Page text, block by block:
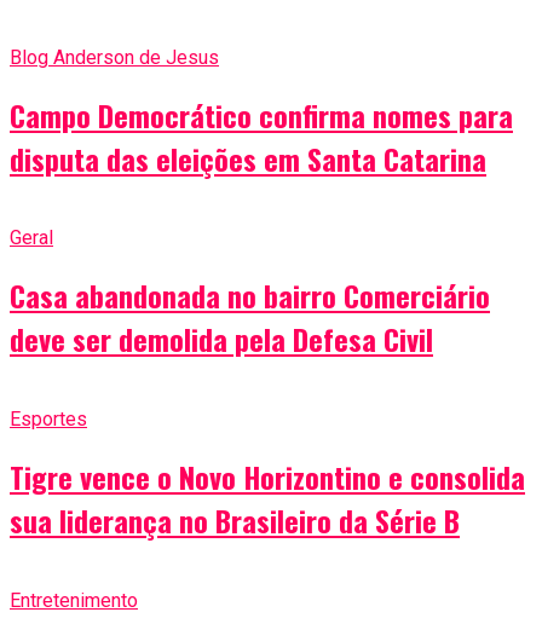
Blog Anderson de Jesus
Campo Democrático confirma nomes para
disputa das eleições em Santa Catarina
Geral
Casa abandonada no bairro Comerciário
deve ser demolida pela Defesa Civil
Esportes
Tigre vence o Novo Horizontino e consolida
sua liderança no Brasileiro da Série B
Entretenimento